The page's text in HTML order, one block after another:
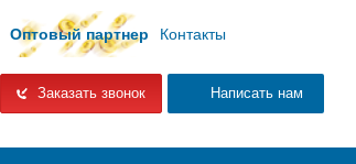
Оптовый партнер Контакты
Заказать звонок Написать нам